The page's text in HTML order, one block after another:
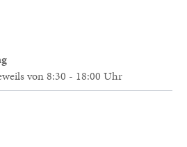
von 8:30 - 18:00 Uhr